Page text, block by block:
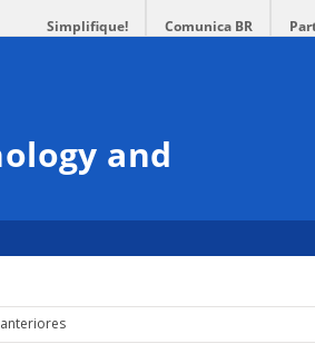
Simplifique! Comunica BR
and